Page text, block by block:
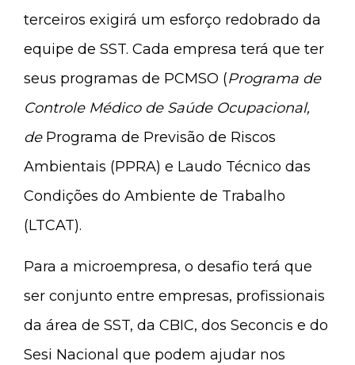
terceiros exigirá um esforço redobrado da
equipe de SST. Cada empresa terá que ter
seus programas de PCMSO (Programa de
Controle Médico de Saúde Ocupacional,
de Programa de Previsão de Riscos
Ambientais (PPRA) e Laudo Técnico das
Condições do Ambiente de Trabalho
(LTCAT).
Para a microempresa, o desafio terá que
ser conjunto entre empresas, profissionais
da área de SST, da CBIC, dos Seconcis e do
Sesi Nacional que podem ajudar nos